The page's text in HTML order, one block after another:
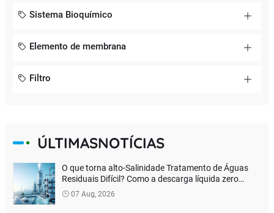
Sistema Bioquímico
Elemento de membrana
Filtro
ÚLTIMASNOTÍCIAS
O que torna alto-Salinidade Tratamento de Águas
Residuais Difícil? Como a descarga líquida zero
verdadeira pode ser alcançada?
07 Aug, 2026